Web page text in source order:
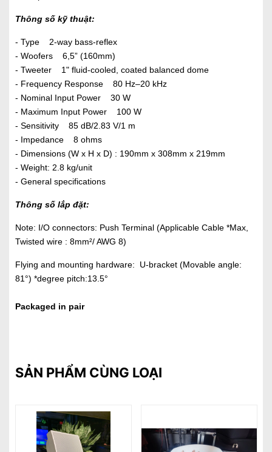
Thông số kỹ thuật:
- Type 2-way bass-reflex
- Woofers 6,5” (160mm)
- Tweeter 1" fluid-cooled, coated balanced dome
- Frequency Response 80 Hz–20 kHz
- Nominal Input Power 30 W
- Maximum Input Power 100 W
- Sensitivity 85 dB/2.83 V/1 m
- Impedance 8 ohms
- Dimensions (W x H x D) : 190mm x 308mm x 219mm
- Weight: 2.8 kg/unit
- General specifications
Thông số lắp đặt:
Note: I/O connectors: Push Terminal (Applicable Cable *Max,
Twisted wire : 8mm²/ AWG 8)
Flying and mounting hardware: U-bracket (Movable angle:
81°) *degree pitch:13.5°
Packaged in pair
SẢN PHẨM CÙNG LOẠI